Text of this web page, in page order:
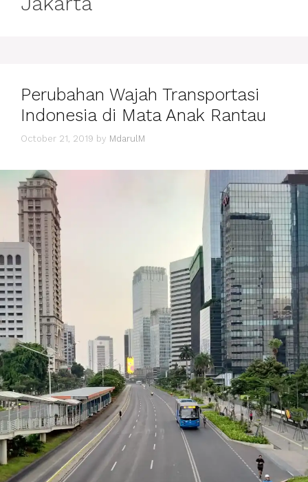
Perubahan Wajah Transportasi
Indonesia di Mata Anak Rantau
October 21, 2019 by MdarulM